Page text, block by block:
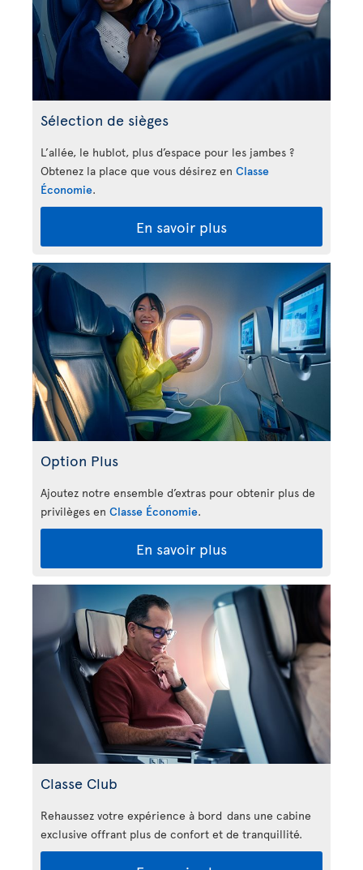
Sélection de sièges
L’allée, le hublot, plus d’espace pour les jambes ?
Obtenez la place que vous désirez en Classe
Économie.
En savoir plus
Option Plus
Ajoutez notre ensemble d’extras pour obtenir plus de
privilèges en Classe Économie.
En savoir plus
Classe Club
Rehaussez votre expérience à bord dans une cabine
exclusive offrant plus de confort et de tranquillité.